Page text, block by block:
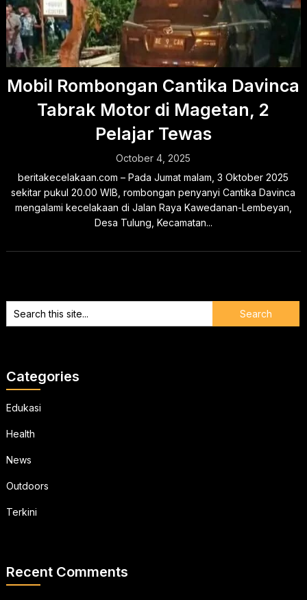
Mobil Rombongan Cantika Davinca
Tabrak Motor di Magetan, 2
Pelajar Tewas
October 4, 2025
beritakecelakaan.com – Pada Jumat malam, 3 Oktober 2025
sekitar pukul 20.00 WIB, rombongan penyanyi Cantika Davinca
mengalami kecelakaan di Jalan Raya Kawedanan-Lembeyan,
Desa Tulung, Kecamatan...
Categories
Edukasi
Health
News
Outdoors
Terkini
Recent Comments